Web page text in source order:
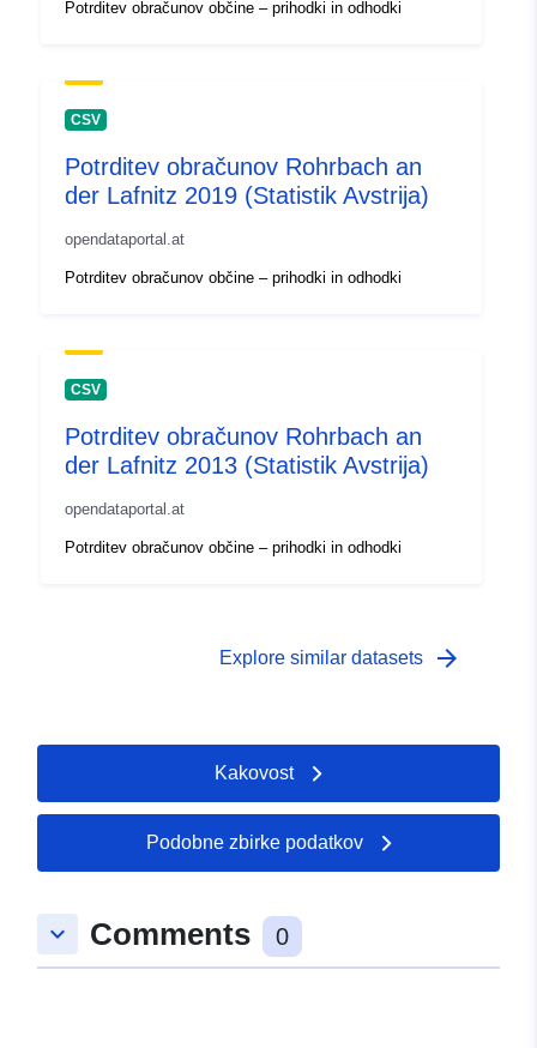
Potrditev obračunov občine – prihodki in odhodki
CSV
Potrditev obračunov Rohrbach an
der Lafnitz 2019 (Statistik Avstrija)
opendataportal.at
Potrditev obračunov občine – prihodki in odhodki
CSV
Potrditev obračunov Rohrbach an
der Lafnitz 2013 (Statistik Avstrija)
opendataportal.at
Potrditev obračunov občine – prihodki in odhodki
Explore similar datasets arrow_forward
Kakovost
Podobne zbirke podatkov
keyboard_arrow_down Comments 0